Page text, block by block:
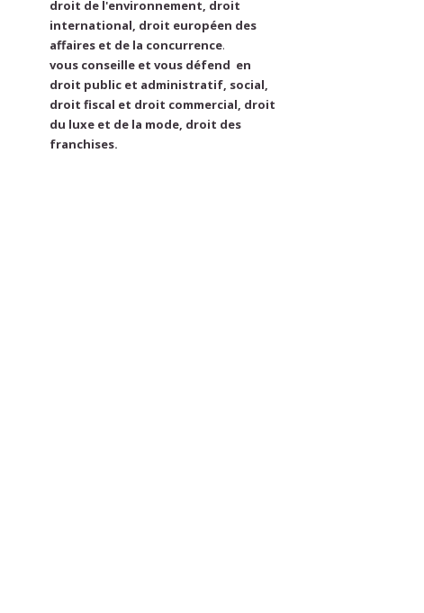
droit de l'environnement, droit
international, droit européen des
affaires et de la concurrence.
vous conseille et vous défend en
droit public et administratif, social,
droit fiscal et droit commercial, droit
du luxe et de la mode, droit des
franchises.